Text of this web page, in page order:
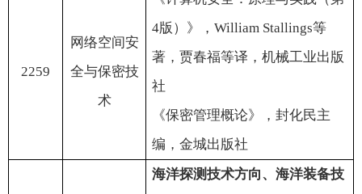
2259
网络空间安
全与保密技
术
4版）》， William Stallings等
著，贾春福等译，机械工业出版
社
《保密管理概论》，封化民主
编，金城出版社
海洋探测技术方向、海洋装备技